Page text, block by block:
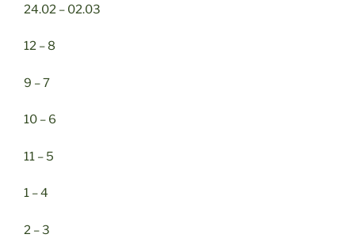
24.02 – 02.03
12 – 8
9 – 7
10 – 6
11 – 5
1 – 4
2 – 3